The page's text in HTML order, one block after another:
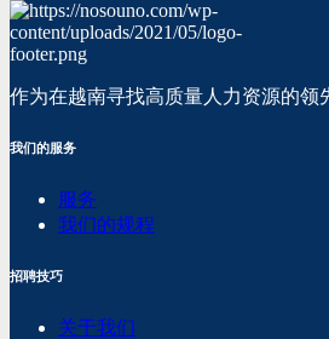
作为在越南寻找高质量人力资源的领
我们的服务
服务
我们的规程
招聘技巧
关于我们